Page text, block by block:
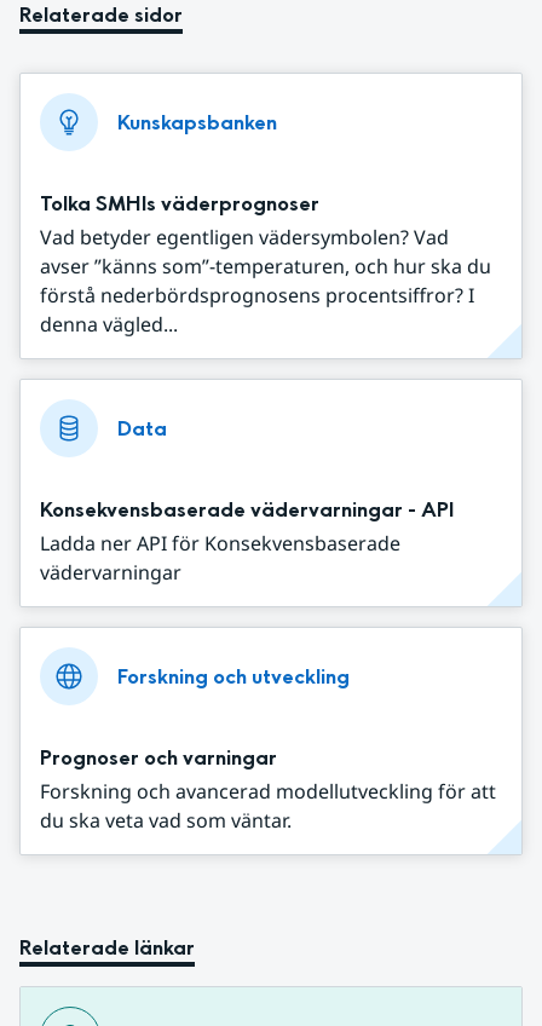
Relaterade sidor
Kunskapsbanken
Tolka SMHIs väderprognoser
Vad betyder egentligen vädersymbolen? Vad
avser ”känns som”-temperaturen, och hur ska du
förstå nederbördsprognosens procentsiffror? I
denna vägled...
Data
Konsekvensbaserade vädervarningar - API
Ladda ner API för Konsekvensbaserade
vädervarningar
Forskning och utveckling
Prognoser och varningar
Forskning och avancerad modellutveckling för att
du ska veta vad som väntar.
Relaterade länkar